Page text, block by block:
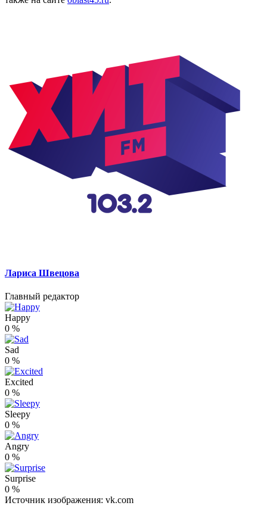
Лариса Швецова
Главный редактор
Happy
0 %
Sad
0 %
Excited
0 %
Sleepy
0 %
Angry
0 %
Surprise
0 %
Источник изображения: vk.com